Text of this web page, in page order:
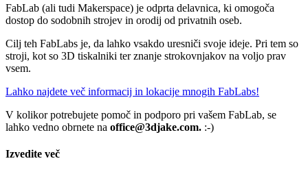
FabLab (ali tudi Makerspace) je odprta delavnica, ki omogoča
dostop do sodobnih strojev in orodij od privatnih oseb.
Cilj teh FabLabs je, da lahko vsakdo uresniči svoje ideje. Pri tem so
stroji, kot so 3D tiskalniki ter znanje strokovnjakov na voljo prav
vsem.
Lahko najdete več informacij in lokacije mnogih FabLabs!
V kolikor potrebujete pomoč in podporo pri vašem FabLab, se
lahko vedno obrnete na office@3djake.com. :-)
Izvedite več